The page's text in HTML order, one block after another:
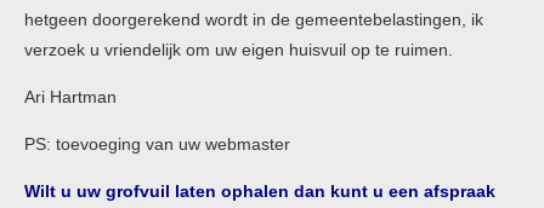
hetgeen doorgerekend wordt in de gemeentebelastingen, ik
verzoek u vriendelijk om uw eigen huisvuil op te ruimen.
Ari Hartman
PS: toevoeging van uw webmaster
Wilt u uw grofvuil laten ophalen dan kunt u een afspraak